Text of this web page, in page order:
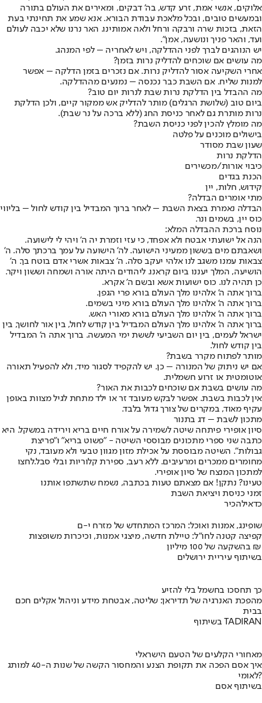
אלוקים, אנשי אמת, זרע קדש, בה' דבקים, ומאירים את העולם בתורה
ובמעשים טובים, ובכל מלאכת עבודת הבורא. אנא שמע את תחינתי בעת
הזאת, בזכות שרה ורבקה ורחל ולאה אמותינו. האר נרנו שלא יכבה לעולם
ועד, והאר פניך ונושעה, אמן".
יש הנוהגים לברך לפני ההדלקה, ויש לאחריה – לפי המנהג.
מה עושים אם שוכחים להדליק נרות בזמן?
אחרי השקיעה אסור להדליק נרות. אם נזכרים בזמן הדלקה – אפשר
למנות שליח. אם השבת כבר נכנסה – נמנעים מההדלקה.
מה ההבדל בין הדלקת נרות שבת לנרות יום טוב?
ביום טוב (שלושת הרגלים) מותר להדליק אש ממקור קיים, ולכן הדלקת
נרות מותרת גם לאחר כניסת החג (ללא ברכה על נר שבת).
מה מומלץ להכין לפני כניסת השבת?
בישולים מוכנים על פלטה
שעון שבת מסודר
הדלקת נרות
כיבוי אורות/מכשירים
הכנת בגדים
קידוש, חלות, יין
מתי אומרים הבדלה?
הבדלה נאמרת בצאת השבת – לאחר ברוך המבדיל בין קודש לחול – בליווי
כוס יין, בשמים ונר.
נוסח ברכת ההבדלה המלא:
הנה אל ישועתי אבטח ולא אפחד, כי עזי וזמרת יה ה' ויהי לי לישועה.
ושאבתם מים בששון ממעיני הישועה. לה' הישועה על עמך ברכתך סלה. ה'
צבאות עמנו משגב לנו אלהי יעקב סלה. ה' צבאות אשרי אדם בוטח בך. ה'
הושיעה, המלך יעננו ביום קראנו. ליהודים היתה אורה ושמחה וששון ויקר.
כן תהיה לנו. כוס ישועות אשא ובשם ה' אקרא.
ברוך אתה ה' אלהינו מלך העולם בורא פרי הגפן.
ברוך אתה ה' אלהינו מלך העולם בורא מיני בשמים.
ברוך אתה ה' אלהינו מלך העולם בורא מאורי האש.
ברוך אתה ה' אלהינו מלך העולם המבדיל בין קודש לחול, בין אור לחושך, בין
ישראל לעמים, בין יום השביעי לששת ימי המעשה. ברוך אתה ה' המבדיל
בין קודש לחול.
מותר לפתוח מקרר בשבת?
אם יש ניתוק של המנורה – כן. יש להקפיד לסגור מיד, ולא להפעיל תאורה
אוטומטית או זרוע חשמלית.
מה עושים בשבת אם שוכחים לכבות את האור?
אין לכבות בשבת. אפשר לבקש מעובד זר או ילד מתחת לגיל מצוות באופן
עקיף מאוד, במקרים של צורך גדול בלבד.
מתכון לשבת – דג בתנור
סיון אופירי פיתחה שיטה לשמירה על אורח חיים בריא וירידה במשקל. היא
כתבה שני ספרי מתכונים מבוססי השיטה - "פשוט בריא" ו"פריצת
גבולות". השיטה מבוססת על אכילת מזון מגוון טבעי ולא מעובד, נקי
מחומרים ממכרים ומרעיבים. ללא רעב, ספירת קלוריות ובלי סבל.לחצו
למתכון המנצח של סיון אופירי.
טעינו? נתקן! אם מצאתם טעות בכתבה, נשמח שתשתפו אותנו
זמני כניסת ויציאת השבת
כדאילהכיר
שופינג, אמנות ואוכל: המרכז המתחדש של מזרח י-ם
קפיצה קטנה לחו"ל: טיילת חדשה, מיצגי אמנות, וכיכרות משופצות
בהשקעה של 100 מיליון ₪
בשיתוף עיריית ירושלים
כך תחסכו בחשמל בלי להזיע
מהפכת האנרגיה של תדיראן: שליטה, אבטחת מידע וניהול אקלים חכם
בבית
בשיתוף TADIRAN
מאחורי הקלעים של הטעם הישראלי
איך אסם הפכה את תקופת הצנע והמחסור הקשה של שנות ה-40 למותג
לאומי?
בשיתוף אסם